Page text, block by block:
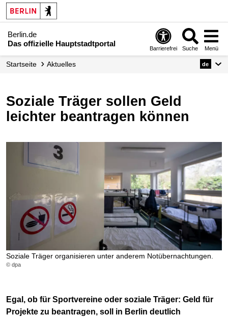
Berlin.de
Das offizielle Hauptstadtportal
Barrierefrei Suche Menü
Startseite Aktuelles de
Soziale Träger sollen Geld
leichter beantragen können
Soziale Träger organisieren unter anderem Notübernachtungen.
© dpa
Egal, ob für Sportvereine oder soziale Träger: Geld für
Projekte zu beantragen, soll in Berlin deutlich